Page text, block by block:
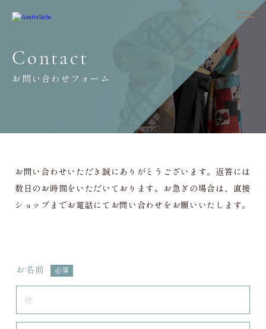
Contact
お問い合わせフォーム
お問い合わせいただき誠にありがとうございます。返答には
数日のお時間をいただいております。お急ぎの場合は、直接
ショップまでお電話にてお問い合わせをお願いいたします。
お名前 必須